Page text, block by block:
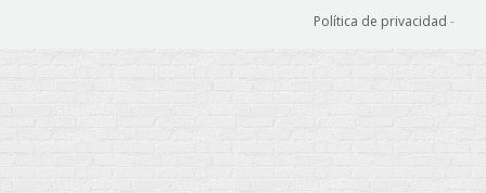
Política de privacidad -